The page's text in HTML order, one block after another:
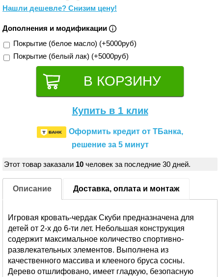
Нашли дешевле? Снизим цену!
Дополнения и модификации
Покрытие (белое масло) (+5000руб)
Покрытие (белый лак) (+5000руб)
Купить в 1 клик
Оформить кредит от ТБанка,
решение за 5 минут
Этот товар заказали 10 человек за последние 30 дней.
Описание Доставка, оплата и монтаж
Игровая кровать-чердак Скуби предназначена для
детей от 2-х до 6-ти лет. Небольшая конструкция
содержит максимальное количество спортивно-
развлекательных элементов. Выполнена из
качественного массива и клееного бруса сосны.
Дерево отшлифовано, имеет гладкую, безопасную